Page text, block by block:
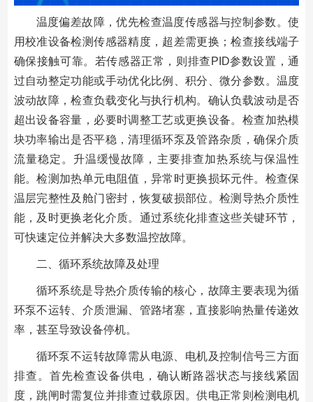
温度偏差故障，优先检查温度传感器与控制参数。使
用校准设备检测传感器精度，超差需更换；检查接线端子
确保接触可靠。若传感器正常，则排查PID参数设置，通
过自动整定功能或手动优化比例、积分、微分参数。温度
波动故障，检查负载变化与执行机构。确认负载波动是否
超出设备容量，必要时调整工艺或更换设备。检查加热模
块功率输出是否平稳，清理循环泵及管路杂质，确保介质
流量稳定。升温缓慢故障，主要排查加热系统与保温性
能。检测加热单元电阻值，异常时更换损坏元件。检查保
温层完整性及舱门密封，恢复破损部位。检测导热介质性
能，及时更换老化介质。通过系统化排查这些关键环节，
可快速定位并解决大多数温控故障。
二、循环系统故障及处理
循环系统是导热介质传输的核心，故障主要表现为循
环泵不运转、介质泄漏、管路堵塞，直接影响热量传递效
率，甚至导致设备停机。
循环泵不运转故障需从电源、电机及控制信号三方面
排查。首先检查设备供电，确认断路器状态与接线紧固
度，跳闸时需复位并排查过载原因。供电正常则检测电机